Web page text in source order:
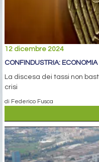
12 dicembre 2024
CONFINDUSTRIA:
La discesa dei tassi non
crisi
di Federico Fusca